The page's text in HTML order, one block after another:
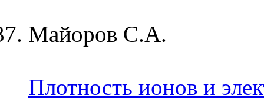
Майоров С.А.
Плотность ионов и